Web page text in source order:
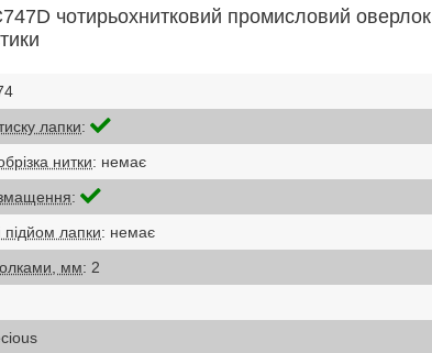
чотирьохнитковий промисловий оверлок
лапки:
нитки: немає
:
лапки: немає
мм: 2